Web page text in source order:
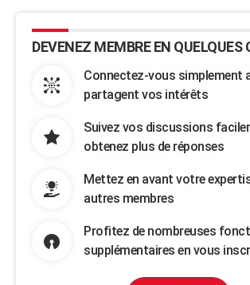
DEVENEZ MEMBRE EN QUELQUES
Connectez-vous simplement
partagent vos intérêts
Suivez vos discussions
obtenez plus de réponses
Mettez en avant votre
autres membres
Profitez de nombreuses
supplémentaires en vous